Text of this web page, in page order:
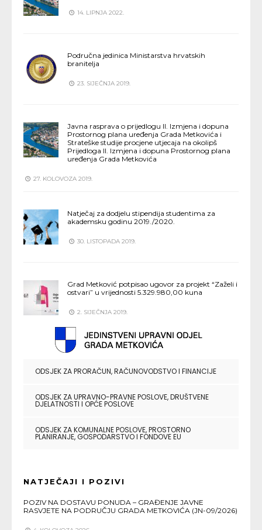
14. LIPNJA 2022.
Područna jedinica Ministarstva hrvatskih
branitelja
23. SIJEČNJA 2019.
Javna rasprava o prijedlogu II. Izmjena i dopuna
Prostornog plana uređenja Grada Metkovića i
Strateške studije procjene utjecaja na okolipš
Prijedloga II. Izmjena i dopuna Prostornog plana
uređenja Grada Metkovića
27. KOLOVOZA 2019.
Natječaj za dodjelu stipendija studentima za
akademsku godinu 2019./2020.
30. LISTOPADA 2019.
Grad Metković potpisao ugovor za projekt “Zaželi i
ostvari” u vrijednosti 5.329.980,00 kuna
2. SIJEČNJA 2019.
ODSJEK ZA PRORAČUN, RAČUNOVODSTVO I FINANCIJE
ODSJEK ZA UPRAVNO-PRAVNE POSLOVE, DRUŠTVENE
DJELATNOSTI I OPĆE POSLOVE
ODSJEK ZA KOMUNALNE POSLOVE, PROSTORNO
PLANIRANJE, GOSPODARSTVO I FONDOVE EU
NATJEČAJI I POZIVI
POZIV NA DOSTAVU PONUDA – GRAĐENJE JAVNE
RASVJETE NA PODRUČJU GRADA METKOVIĆA (JN-09/2026)